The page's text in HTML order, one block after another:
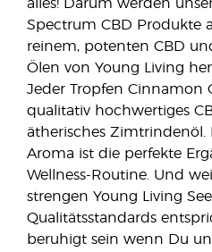
alles! Darum werden
Spectrum CBD Produkte
reinem, potenten CBD
Ölen von Young Living
Jeder Tropfen Cinnamon
qualitativ hochwertiges
ätherisches Zimtrindenöl.
Aroma ist die perfekte
Wellness-Routine. Und
strengen Young Living
Qualitätsstandards
beruhigt sein wenn Du